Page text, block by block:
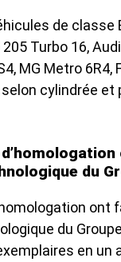
de classe
Turbo 16,
MG Metro 6R4,
selon cylindrée et
du
ont
du
en un